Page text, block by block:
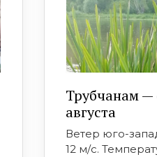
Трубчанам —
августа
Ветер юго-
12 м/с.